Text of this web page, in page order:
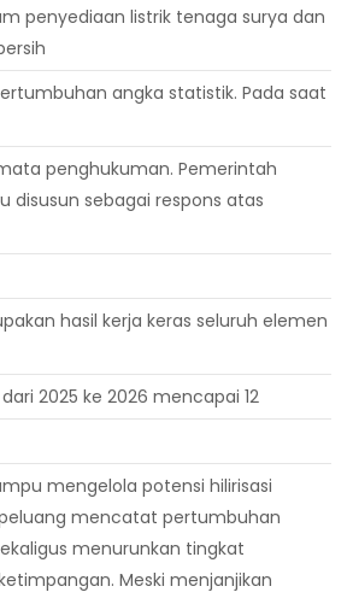
penyediaan listrik tenaga surya dan
angka statistik. Pada saat
penghukuman. Pemerintah
disusun sebagai respons atas
hasil kerja keras seluruh elemen
2025 ke 2026 mencapai 12
mengelola potensi hilirisasi
mencatat pertumbuhan
menurunkan tingkat
Meski menjanjikan